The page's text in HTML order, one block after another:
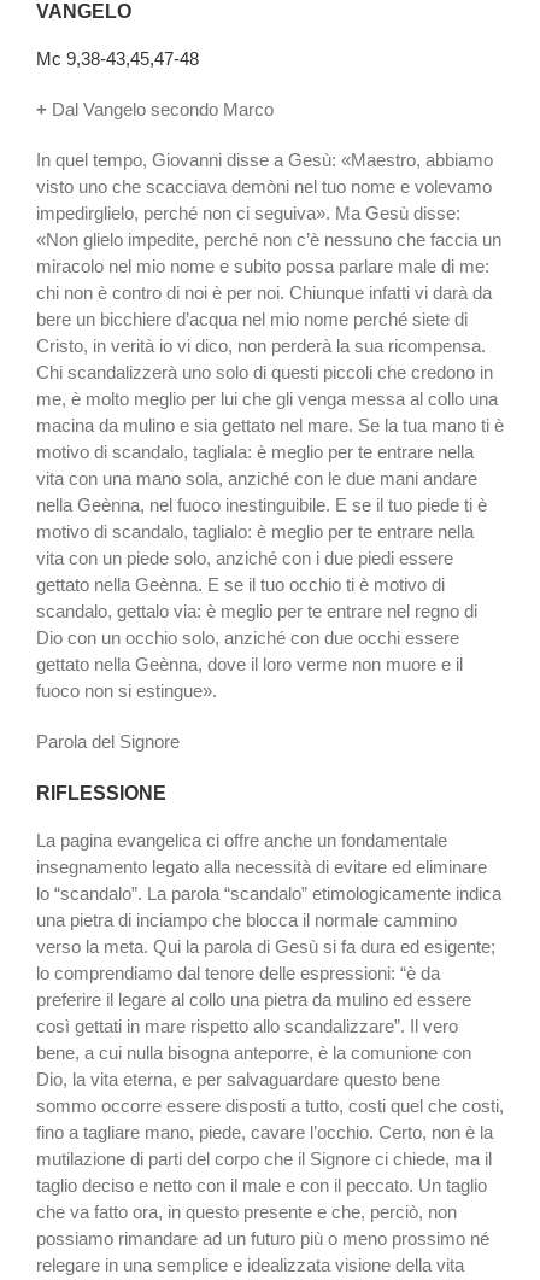
VANGELO
Mc 9,38-43,45,47-48
+ Dal Vangelo secondo Marco
In quel tempo, Giovanni disse a Gesù: «Maestro, abbiamo
visto uno che scacciava demòni nel tuo nome e volevamo
impedirglielo, perché non ci seguiva». Ma Gesù disse:
«Non glielo impedite, perché non c’è nessuno che faccia un
miracolo nel mio nome e subito possa parlare male di me:
chi non è contro di noi è per noi. Chiunque infatti vi darà da
bere un bicchiere d’acqua nel mio nome perché siete di
Cristo, in verità io vi dico, non perderà la sua ricompensa.
Chi scandalizzerà uno solo di questi piccoli che credono in
me, è molto meglio per lui che gli venga messa al collo una
macina da mulino e sia gettato nel mare. Se la tua mano ti è
motivo di scandalo, tagliala: è meglio per te entrare nella
vita con una mano sola, anziché con le due mani andare
nella Geènna, nel fuoco inestinguibile. E se il tuo piede ti è
motivo di scandalo, taglialo: è meglio per te entrare nella
vita con un piede solo, anziché con i due piedi essere
gettato nella Geènna. E se il tuo occhio ti è motivo di
scandalo, gettalo via: è meglio per te entrare nel regno di
Dio con un occhio solo, anziché con due occhi essere
gettato nella Geènna, dove il loro verme non muore e il
fuoco non si estingue».
Parola del Signore
RIFLESSIONE
La pagina evangelica ci offre anche un fondamentale
insegnamento legato alla necessità di evitare ed eliminare
lo “scandalo”. La parola “scandalo” etimologicamente indica
una pietra di inciampo che blocca il normale cammino
verso la meta. Qui la parola di Gesù si fa dura ed esigente;
lo comprendiamo dal tenore delle espressioni: “è da
preferire il legare al collo una pietra da mulino ed essere
così gettati in mare rispetto allo scandalizzare”. Il vero
bene, a cui nulla bisogna anteporre, è la comunione con
Dio, la vita eterna, e per salvaguardare questo bene
sommo occorre essere disposti a tutto, costi quel che costi,
fino a tagliare mano, piede, cavare l’occhio. Certo, non è la
mutilazione di parti del corpo che il Signore ci chiede, ma il
taglio deciso e netto con il male e con il peccato. Un taglio
che va fatto ora, in questo presente e che, perciò, non
possiamo rimandare ad un futuro più o meno prossimo né
relegare in una semplice e idealizzata visione della vita